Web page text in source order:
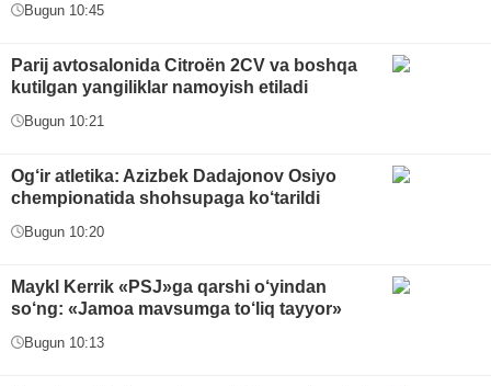
Bugun 10:45
Parij avtosalonida Citroën 2CV va boshqa
kutilgan yangiliklar namoyish etiladi
Bugun 10:21
Og‘ir atletika: Azizbek Dadajonov Osiyo
chempionatida shohsupaga ko‘tarildi
Bugun 10:20
Maykl Kerrik «PSJ»ga qarshi o‘yindan
so‘ng: «Jamoa mavsumga to‘liq tayyor»
Bugun 10:13